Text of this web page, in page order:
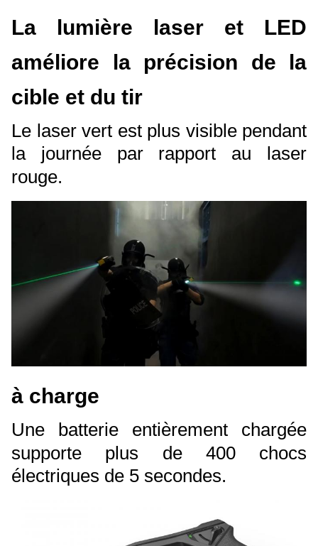
La lumière laser et LED
améliore la précision de la
cible et du tir
Le laser vert est plus visible pendant
la journée par rapport au laser
rouge.
à charge
Une batterie entièrement chargée
supporte plus de 400 chocs
électriques de 5 secondes.